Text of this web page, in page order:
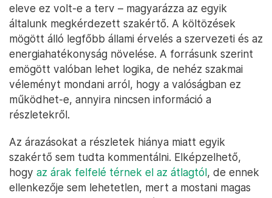
eleve ez volt-e a terv – magyarázza az egyik
általunk megkérdezett szakértő. A költözések
mögött álló legfőbb állami érvelés a szervezeti és az
energiahatékonyság növelése. A forrásunk szerint
emögött valóban lehet logika, de nehéz szakmai
véleményt mondani arról, hogy a valóságban ez
működhet-e, annyira nincsen információ a
részletekről.
Az árazásokat a részletek hiánya miatt egyik
szakértő sem tudta kommentálni. Elképzelhető,
hogy az árak felfelé térnek el az átlagtól, de ennek
ellenkezője sem lehetetlen, mert a mostani magas